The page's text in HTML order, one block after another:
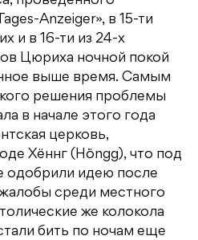
Anzeiger», в 15-ти
и в 16-ти из 24-х
Цюриха ночной покой
выше время. Самым
решения проблемы
в начале этого года
церковь,
Хённг (Höngg), что под
идею после
жалобы среди местного
же колокола
бить по ночам еще